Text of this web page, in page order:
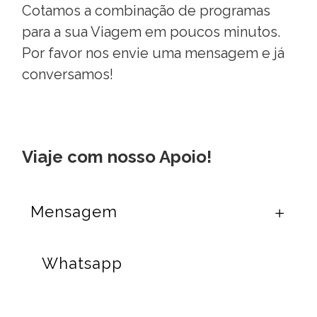
Cotamos a combinação de programas
para a sua Viagem em poucos minutos.
Por favor nos envie uma mensagem e já
conversamos!
Viaje com nosso Apoio!
Mensagem
Whatsapp